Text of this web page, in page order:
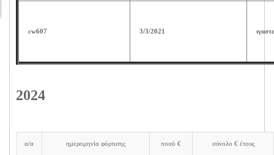
cw607 3/3/2021 ιγαστε
2024
α/α ημερομηνία φόρτισης ποσό € σύνολο € έτους